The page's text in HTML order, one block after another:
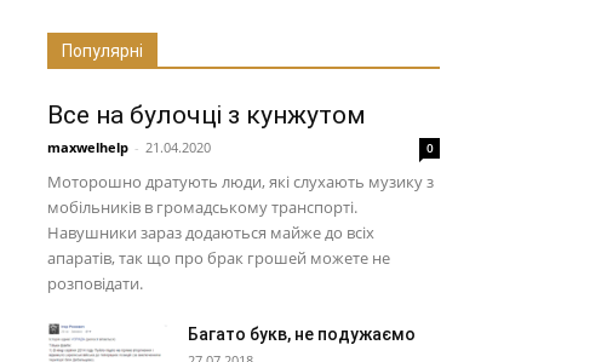
Популярні
Все на булочці з кунжутом
maxwelhelp - 21.04.2020 0
Моторошно дратують люди, які слухають музику з
мобільників в громадському транспорті.
Навушники зараз додаються майже до всіх
апаратів, так що про брак грошей можете не
розповідати.
Багато букв, не подужаємо